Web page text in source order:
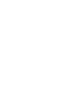
och att